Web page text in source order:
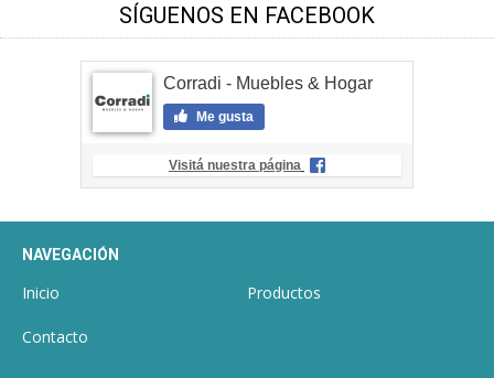
SÍGUENOS EN FACEBOOK
Corradi - Muebles & Hogar
Me gusta
Visitá nuestra página
NAVEGACIÓN
Inicio Productos
Contacto